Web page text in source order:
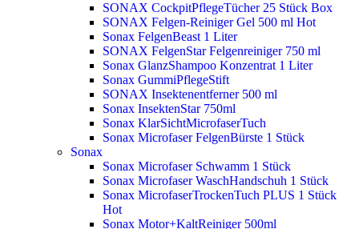
SONAX CockpitPflegeTücher 25 Stück Box
SONAX Felgen-Reiniger Gel 500 ml Hot
Sonax FelgenBeast 1 Liter
SONAX FelgenStar Felgenreiniger 750 ml
Sonax GlanzShampoo Konzentrat 1 Liter
Sonax GummiPflegeStift
SONAX Insektenentferner 500 ml
Sonax InsektenStar 750ml
Sonax KlarSichtMicrofaserTuch
Sonax Microfaser FelgenBürste 1 Stück
Sonax
Sonax Microfaser Schwamm 1 Stück
Sonax Microfaser WaschHandschuh 1 Stück
Sonax MicrofaserTrockenTuch PLUS 1 Stück
Hot
Sonax Motor+KaltReiniger 500ml